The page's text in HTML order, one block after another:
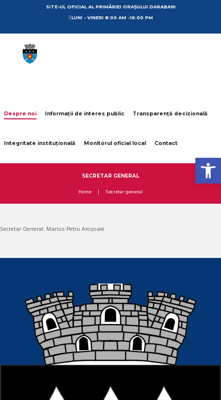
SITE-UL OFICIAL AL PRIMĂRIEI ORAȘULUI DARABANI
LUNI - VINERI 8:00 AM -16:00 PM
Despre noi Informații de interes public Transparență decizională
Integritate instituțională Monitorul oficial local Contact
SECRETAR GENERAL
Home Secretar general
Secretar General: Marius-Petru Aroșoaie
Open toolbar